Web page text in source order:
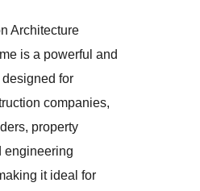
Architecture
is a powerful and
for
companies,
property
engineering
it ideal for